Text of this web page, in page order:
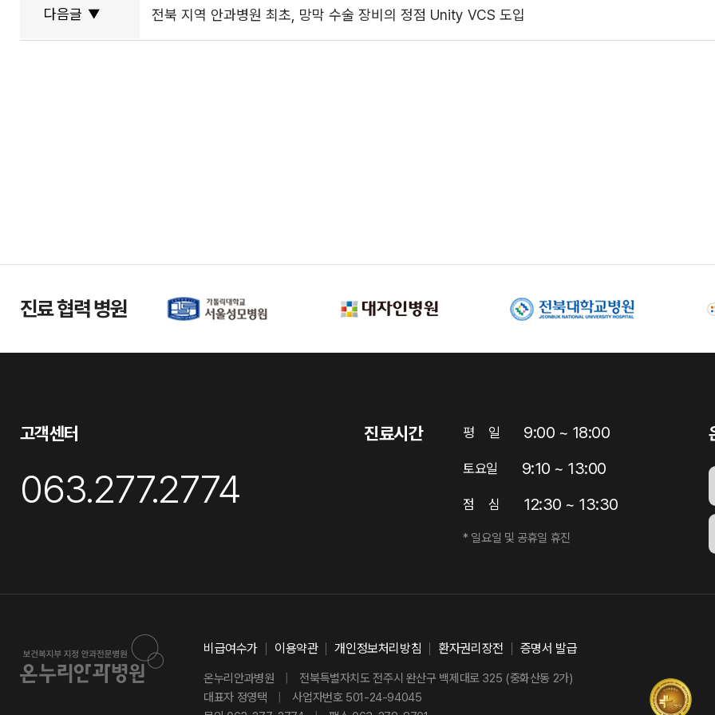
다음글 ▼ 전북 지역 안과병원 최초, 망막 수술 장비의 정점 Unity VCS 도입
진료 협력 병원
고객센터
063.277.2774
진료시간 평 일 9:00 ~ 18:00
토요일 9:10 ~ 13:00
점 심 12:30 ~ 13:30
* 일요일 및 공휴일 휴진
비급여수가 이용약관 개인정보처리방침 환자권리장전 증명서 발급
온누리안과병원
전북특별자치도 전주시 완산구 백제대로 325 (중화산동 2가)
대표자 정영택
사업자번호 501-24-94045